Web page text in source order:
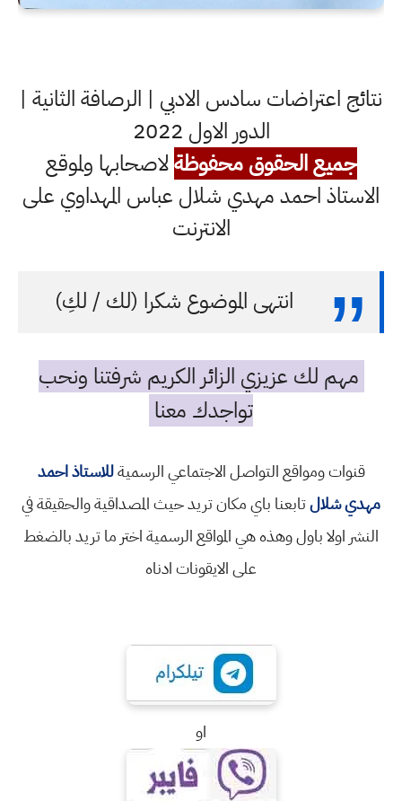
نتائج اعتراضات سادس الادبي | الرصافة الثانية |
الدور الاول 2022
جميع الحقوق محفوظةلاصحابها ولموقع
الاستاذ احمد مهدي شلال عباس المهداوي على
الانترنت
انتهى الموضوع شكرا (لك / لكِ)
مهم لك عزيزي الزائر الكريم شرفتنا ونحب
تواجدك معنا
قنوات ومواقع التواصل الاجتماعي الرسميةللاستاذ احمد
مهدي شلالتابعنا باي مكان تريد حيث المصداقية والحقيقة في
النشر اولا باول وهذه هي المواقع الرسمية اختر ما تريد بالضغط
على الايقونات ادناه
او